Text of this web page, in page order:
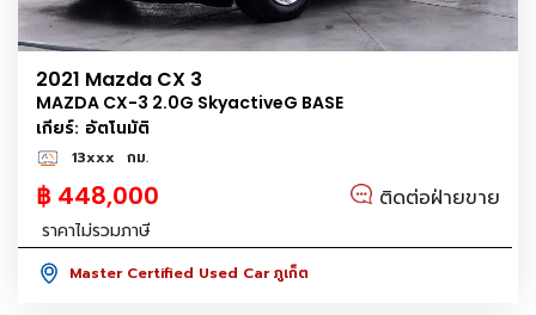
2021 Mazda CX 3
MAZDA CX-3 2.0G SkyactiveG BASE
เกียร์: อัตโนมัติ
13xxx กม.
฿ 448,000 ติดต่อฝ่ายขาย
ราคาไม่รวมภาษี
Master Certified Used Car ภูเก็ต